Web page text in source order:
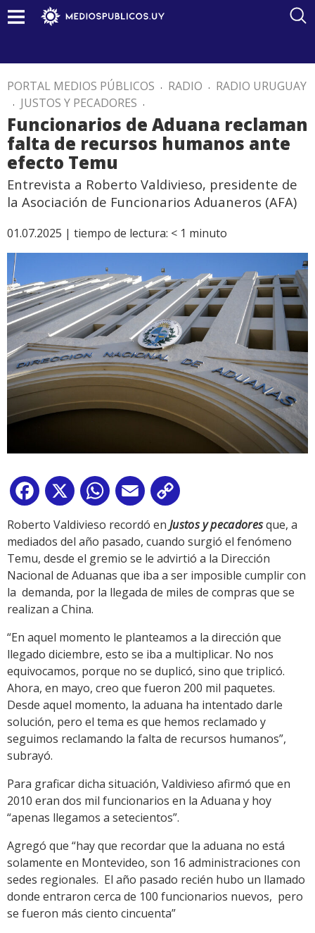
PORTAL MEDIOS PÚBLICOS . RADIO . RADIO URUGUAY
. JUSTOS Y PECADORES .
Funcionarios de Aduana reclaman
falta de recursos humanos ante
efecto Temu
Entrevista a Roberto Valdivieso, presidente de
la Asociación de Funcionarios Aduaneros (AFA)
01.07.2025 | tiempo de lectura: < 1 minuto
Facebook
X WhatsApp
Email
Link
Roberto Valdivieso recordó en Justos ypecadoresque, a
mediados del año pasado, cuando surgió el fenómeno
Temu, desde el gremio se le advirtió a la Dirección
Nacional de Aduanas que iba a ser imposible cumplir con
la demanda, por la llegada de miles de compras que se
realizan a China.
“En aquel momento le planteamos a la dirección que
llegado diciembre, esto se iba a multiplicar. No nos
equivocamos, porque no se duplicó, sino que triplicó.
Ahora, en mayo, creo que fueron 200 mil paquetes.
Desde aquel momento, la aduana ha intentado darle
solución, pero el tema es que hemos reclamado y
seguimos reclamando la falta de recursos humanos”,
subrayó.
Para graficar dicha situación, Valdivieso afirmó que en
2010 eran dos mil funcionarios en la Aduana y hoy
“apenas llegamos a setecientos”.
Agregó que “hay que recordar que la aduana no está
solamente en Montevideo, son 16 administraciones con
sedes regionales. El año pasado recién hubo un llamado
donde entraron cerca de 100 funcionarios nuevos, pero
se fueron más ciento cincuenta”